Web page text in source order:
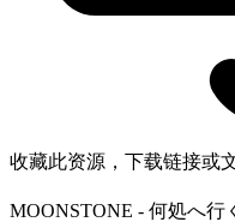
收藏此资源，下载链接或
MOONSTONE - 何処へ